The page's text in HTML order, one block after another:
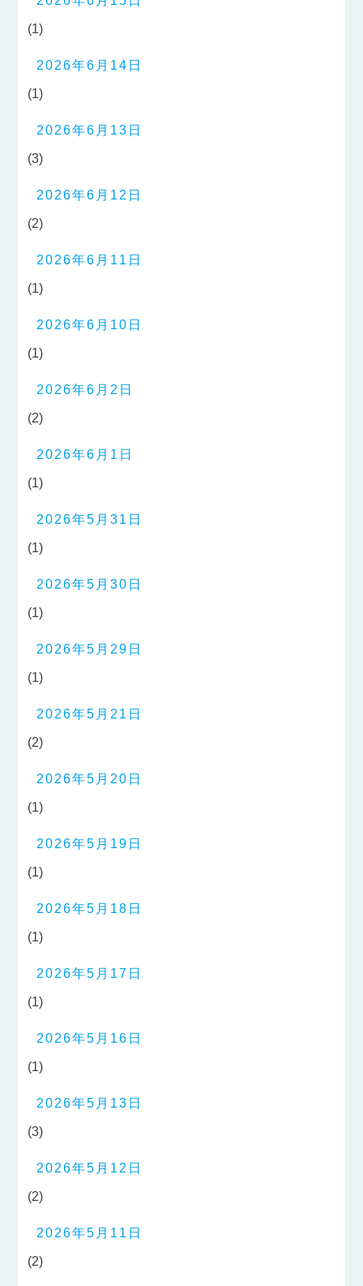
(1)
2026年6月14日
(1)
2026年6月13日
(3)
2026年6月12日
(2)
2026年6月11日
(1)
2026年6月10日
(1)
2026年6月2日
(2)
2026年6月1日
(1)
2026年5月31日
(1)
2026年5月30日
(1)
2026年5月29日
(1)
2026年5月21日
(2)
2026年5月20日
(1)
2026年5月19日
(1)
2026年5月18日
(1)
2026年5月17日
(1)
2026年5月16日
(1)
2026年5月13日
(3)
2026年5月12日
(2)
2026年5月11日
(2)